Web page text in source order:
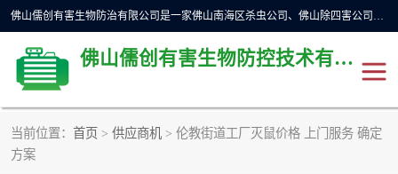
佛山儒创有害生物防治有限公司是一家佛山南海区杀虫公司、佛山除四害公司、佛山灭白蚁公司、佛山白蚁防治公司，让您远离虫害困扰。要问佛山白蚁防治哪家好？佛山儒创有害生物防治有限公司全佛山、广州，正规公司，上门勘查，可靠，售后有保障。
佛山儒创有害生物防控技术有限公司
当前位置： 首页 > 供应商机 > 伦教街道工厂灭鼠价格 上门服务 确定
方案除四害公司